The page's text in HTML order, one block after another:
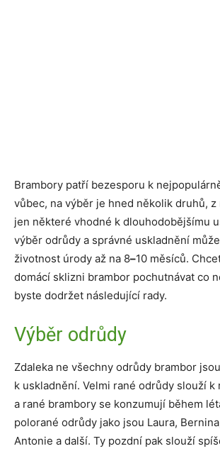
Brambory patří bezesporu k
vůbec, na výběr je hned několik druhů, z
jen některé vhodné k dlouhodobějšímu
výběr odrůdy a správné uskladnění
životnost úrody až na 8–10 měsíců.
domácí sklizni brambor pochutnávat co
byste dodržet následující rady.
Výběr odrůdy
Zdaleka ne všechny odrůdy brambor
k uskladnění. Velmi rané odrůdy slouží
a rané brambory se konzumují během
polorané odrůdy jako jsou Laura,
Antonie a další. Ty pozdní pak slouží